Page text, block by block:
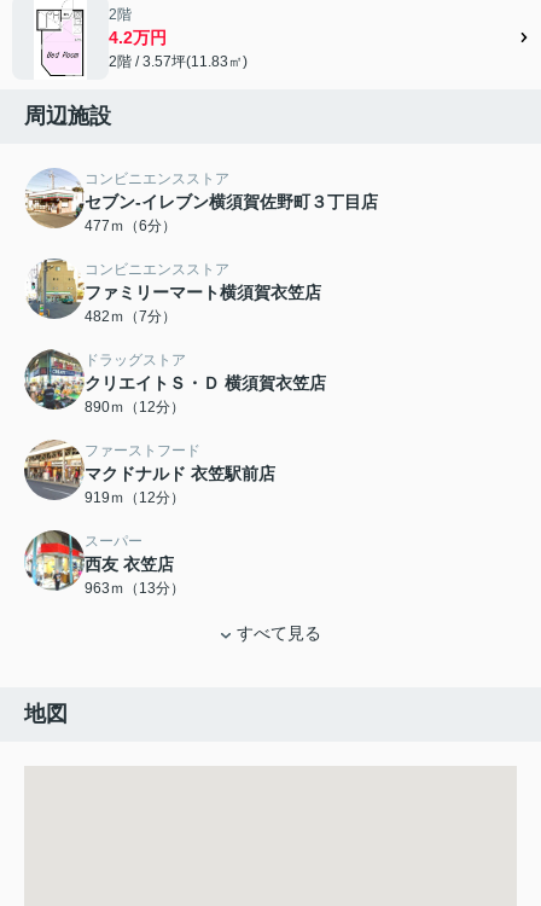
2階
4.2万円
2階 / 3.57坪(11.83㎡)
周辺施設
コンビニエンスストア
セブン-イレブン横須賀佐野町３丁目店
477ｍ（6分）
コンビニエンスストア
ファミリーマート横須賀衣笠店
482ｍ（7分）
ドラッグストア
クリエイトＳ・Ｄ 横須賀衣笠店
890ｍ（12分）
ファーストフード
マクドナルド 衣笠駅前店
919ｍ（12分）
スーパー
西友 衣笠店
963ｍ（13分）
すべて見る
地図